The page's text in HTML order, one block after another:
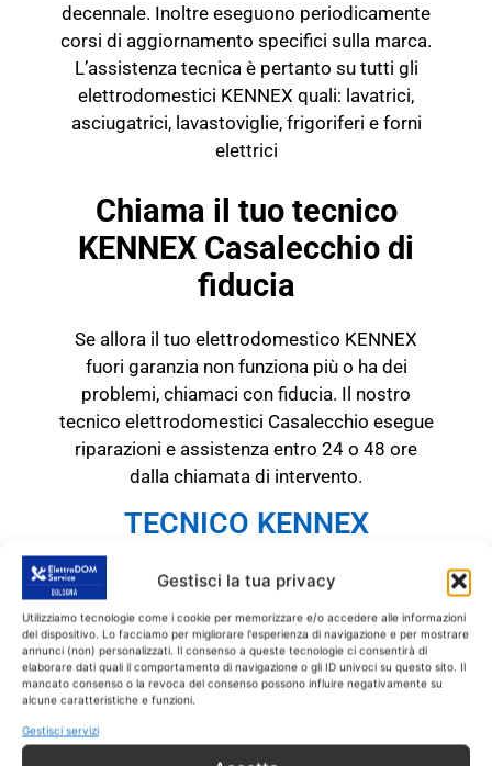
Gestisci la tua privacy
Utilizziamo tecnologie come i cookie per memorizzare e/o accedere alle informazioni
del dispositivo. Lo facciamo per migliorare l'esperienza di navigazione e per mostrare
annunci (non) personalizzati. Il consenso a queste tecnologie ci consentirà di
elaborare dati quali il comportamento di navigazione o gli ID univoci su questo sito. Il
mancato consenso o la revoca del consenso possono influire negativamente su
alcune caratteristiche e funzioni.
Gestisci servizi
decennale. Inoltre eseguono periodicamente
corsi di aggiornamento specifici sulla marca.
L’assistenza tecnica è pertanto su tutti gli
elettrodomestici KENNEX quali: lavatrici,
asciugatrici, lavastoviglie, frigoriferi e forni
elettrici
Chiama il tuo tecnico
KENNEX Casalecchio di
fiducia
Se allora il tuo elettrodomestico KENNEX
fuori garanzia non funziona più o ha dei
problemi, chiamaci con fiducia. Il nostro
tecnico elettrodomestici Casalecchio esegue
riparazioni e assistenza entro 24 o 48 ore
dalla chiamata di intervento.
TECNICO KENNEX
RICAMBI CON GARANZIA DI
1 ANNO
Il tecnico KENNEX
CasalecchiointervieneSOLOsu prodotti
sono effettuati con ricambi coperti da